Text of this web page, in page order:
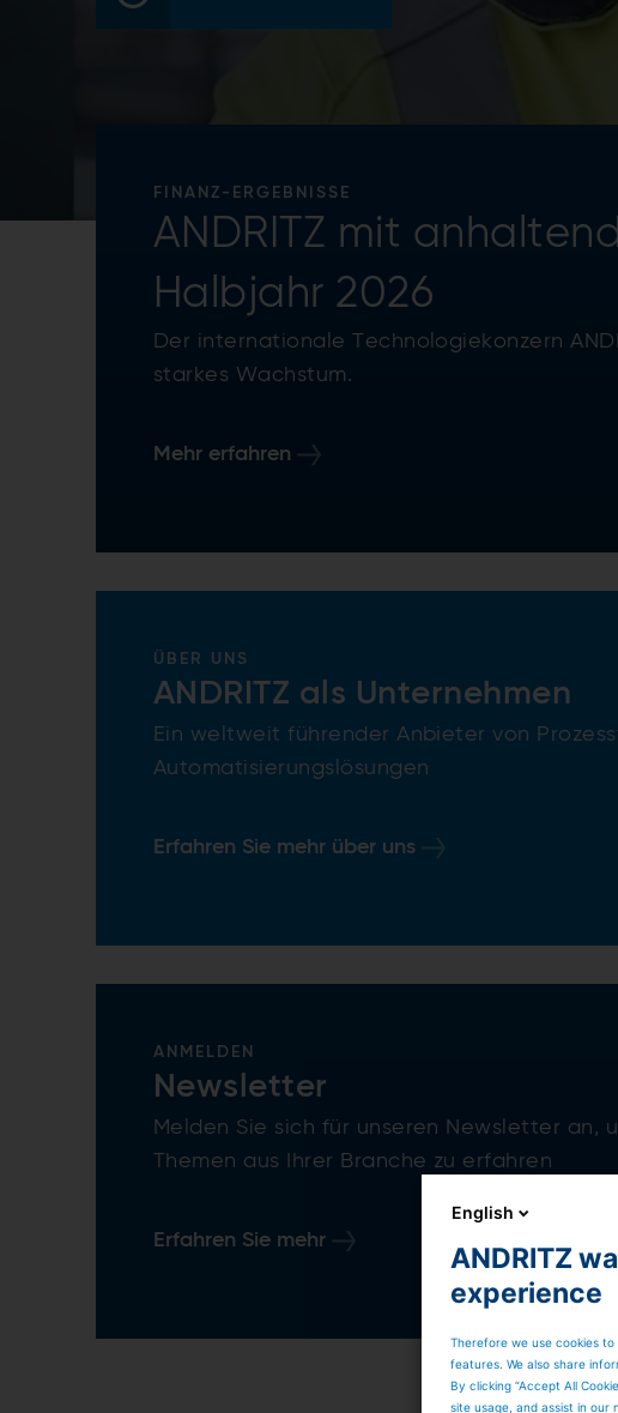
FINANZ-ERGEBNISSE
ANDRITZ mit
Halbjahr 2026
Der internationale Technologiekonzern
starkes Wachstum.
Mehr erfahren
ÜBER UNS
ANDRITZ als Unternehmen
Ein weltweit führender Anbieter von
Automatisierungslösungen
Erfahren Sie mehr über uns
ANMELDEN
Newsletter
Melden Sie sich für unseren Newsletter an,
Themen aus Ihrer Branche zu erfahren
Erfahren Sie mehr
English
ANDRITZ
experience
Therefore we use cookies
features. We also share
By clicking “Accept All
site usage, and assist in our